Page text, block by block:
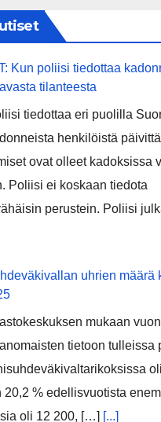
Kun poliisi tiedottaa
tilanteesta
tiedottaa eri puolilla
henkilöistä
ovat olleet kadoksissa
Poliisi ei koskaan tiedota
perustein. Poliisi
uhrien määrä
mukaan
tietoon tulleissa
20,2 % edellisvuotista
oli 12 200, […] [...]